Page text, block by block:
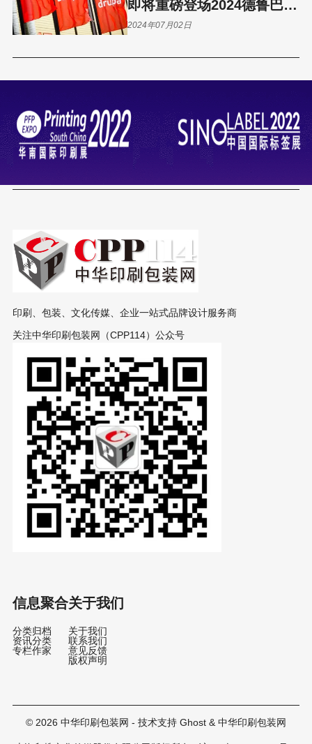
即将重磅登场2024德鲁巴印
刷展
2024年07月02日
印刷、包装、文化传媒、企业一站式品牌设计服务商
关注中华印刷包装网（CPP114）公众号
信息聚合
分类归档
资讯分类
专栏作家
关于我们
关于我们
联系我们
意见反馈
版权声明
© 2026 中华印刷包装网 - 技术支持 Ghost & 中华印刷包装网